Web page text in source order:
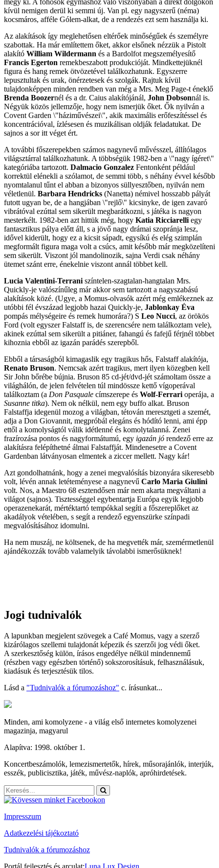
megy ki. A főhősök egymáshoz való viszonyában a direkt dolgokon
kívül nemigen derül ki semmi új. Van pl. egy nagyszerű (néma)
kocsmáros, afféle Gólem-alkat, de a rendezés ezt sem használja ki.
Az alakítások így meglehetősen eltérőek minőségűek és személyre
szabottak. Ha már említettem őket, akkor elsőnek nézzük a Pistolt
alakító William Wildermann és a Bardolfot megszemélyesítő
Francis Egerton remekbeszabott produkcióját. Mindkettejüknél
figura és hang remek ötvözetével találkozhatunk. Egyszerre
lepusztultak és urak, önérzetesek és szolgák. Rajtuk kívül
tulajdonképpen minden rendben van még a Mrs. Meg Page-t éneklő
Brenda Boozernél és a dr. Caius alakítójánál, John Dobsonnál is.
Négyük közös jellemzője, hogy nem ismerjük őket. Ők nyilván a
Covent Garden \"háziművészei\", akik maximális erőfeszítéssel és
koncentrációval, ízlésesen és muzikálisan oldják feladatukat. De
sajnos a sor itt véget ért.
A további főszerepekben számos nagynevű művésszel, állítólagos
világsztárral találkozhatunk. A többségük 1982-ben a \"nagy ígéret\"
kategóriába tartozott. Dalmacio Gonzalez Fentonként például
korrektül elénekli a szólamot, de semmi több, s néhány évvel később
nyomtalanul tűnt el abban a bizonyos süllyesztőben, nyilván nem
véletlenül. Barbara Hendricks (Nanetta) némivel hosszabb pályát
futott ugyan be, de a hangjában \"rejlő\" kicsinyke, de igen zavaró
vibrátóval ezúttal sem sikerült megbarátkozni, s játéka is nagyon
mesterkélt. 1982-ben azt hittük még, hogy Katia Ricciarelliegy
fantasztikus pálya előtt áll, s a jövő nagy drámai szopránja lesz,
idővel kiderült, hogy ez a kicsit sápadt, egysíkú és elég szimplán
megformált figura maga volt a csúcs, amit később már megközelíteni
sem sikerült. Viszont jól mandolinozik, sajna Verdi csak néhány
ütemet szánt erre, énekelnie viszont annál többet kell.
Lucia Valentini-Terraniszíntelen-szagtalan-hangtalan Mrs.
Quickly-je valószínűleg már akkor sem tartozott a nagyszabású
alakítások közé. (Ugye, a Momus-olvasók azért még emlékeznek az
utóbbi fél évszázad legjobb hazai Quickly-je, Jablonkay Éva
pompás mélységeire és remek humorára?) S Leo Nucci, az örökös
Ford (volt egyszer Falstaff is, de szerencsére nem találkoztam vele),
akinek ezúttal sem sikerült a pitiáner, fahangú és fafejű férjnél többet
kihoznia ebből az igazán parádés szerepből.
Ebből a társaságból kimagaslik egy tragikus hős, Falstaff alakítója,
Renato Bruson. Nemcsak azért tragikus, mert ilyen közegben kell
Sir John bőrébe bújnia. Bruson 85 cd-jét/dvd-jét számoltam össze a
világhálón, de jelen felvételen túl mindössze kettő vígoperával
találkoztam (a Don Pasquale címszerepe és Wolf-Ferrarioperája, a
Susanne titka). Nem ok nélkül, nem egy buffo alkat. Bruson
Falstaffja idegenül mozog a világban, tétován meresztgeti a szemét,
adja a Don Giovannit, megpróbál elegáns és hódító lenni, ami épp
ettől a komolyságtól válik idétlenné és komolytalanná. Zenei
frazírozása pontos és nagyformátumú, egy igazán jó rendező erre az
alakításra felépíthetné álmai Falstaffját. Mindenesetre a Covent
Gardenban látványosan elmentek a ziccer mellett. Nagy kár!
Azt gondolhatnánk, hogy a zenei megvalósítás bizonyára sikeresebb
volt, lévén annak letéteményese a nagynevű Carlo Maria Giulini
volt. Nos, a Maestro 68 esztendősen már nem akarta megváltani a
világot (sajnos). Tisztességgel egybentartja Európa egyik legjobb
operazenekarát, mértéktartó tempókkal segíti a főszereplőket az
akadályok vételében, s segít a rendező egyenszürke színpadi
megvalósításához idomulni.
Ha nem muszáj, ne költsenek, de ha megvették már, szemérmetlenül
ajándékozzák tovább valamelyik távolabbi ismerősüknek!
Jogi tudnivalók
A lapunkban megjelent szövegek a Café Momus, vagy a szerző
kizárólagos szellemi tulajdonát képezik és szerzői jog védi őket.
A szerkesztőség külön, írásos engedélye nélkül mindennemű
(részben vagy egészben történő) sokszorosításuk, felhasználásuk,
kiadásuk és terjesztésük tilos.
Lásd a "Tudnivalók a fórumozáshoz" c. írásunkat...
Minden, ami komolyzene - a világ első internetes komolyzenei
magazinja, magyarul
Alapítva: 1998. október 1.
Koncertbeszámolók, lemezismertetők, hírek, műsorajánlók, interjúk,
esszék, publicisztika, játék, művész-naplók, apróhirdetések.
Impresszum
Adatkezelési tájékoztató
Tudnivalók a fórumozáshoz